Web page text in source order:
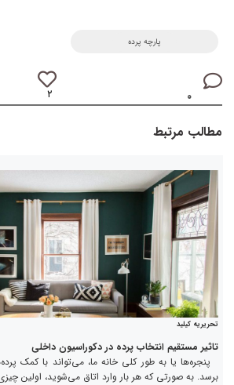
پارچه پرده
۰ ۲
مطالب مرتبط
تحریریه کیلید
تاثیر مستقیم انتخاب پرده در دکوراسیون داخلی
پنجره­‌ها یا به طور کلی خانه ما، می‌تواند با کمک
برسد. به‌ صورتی که هر بار وارد اتاق می‌شوید، اولین